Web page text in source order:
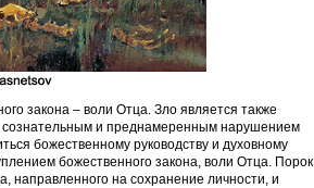
закона – воли Отца. Зло является также
сознательным и преднамеренным нарушением
божественному руководству и духовному
божественного закона, воли Отца. Порок
на сохранение личности, и